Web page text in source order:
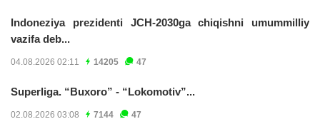
Indoneziya prezidenti JCH-2030ga chiqishni umummilliy
vazifa deb...
04.08.2026 02:11 14205 47
Superliga. “Buxoro” - “Lokomotiv”...
02.08.2026 03:08 7144 47